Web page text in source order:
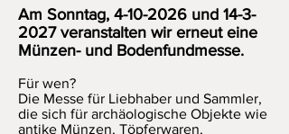
Am Sonntag, 4-10-2026 und 14-3-
2027veranstalten wir erneut eine
Münzen- und Bodenfundmesse.
Für wen?
Die Messe für Liebhaber und Sammler,
die sich für archäologische Objekte wie
antike Münzen, Töpferwaren,